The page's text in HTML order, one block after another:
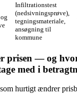
Infiltrationstest
(nedsivningsprøve),
tegningsmateriale,
ansøgning til
kommune
prisen — og
med i
hurtigt ændrer